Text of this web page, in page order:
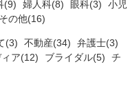
(9) 婦人科(8) 眼科(3)
小児
その他(16)
(3) 不動産(34)
弁護士(3)
ィア(12) ブライダル(5)
チ